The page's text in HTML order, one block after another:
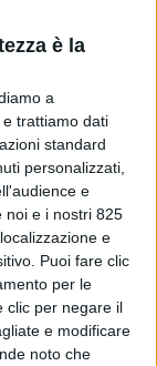
è la
a
trattiamo dati
standard
personalizzati,
e
noi e i nostri 825
e
Puoi fare clic
per le
clic per negare il
e modificare
noto che